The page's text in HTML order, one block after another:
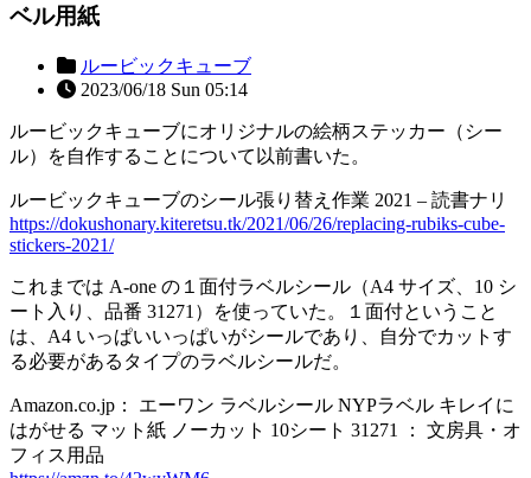
ベル用紙
ルービックキューブ
2023/06/18 Sun 05:14
ルービックキューブにオリジナルの絵柄ステッカー（シー
ル）を自作することについて以前書いた。
ルービックキューブのシール張り替え作業 2021 – 読書ナリ
https://dokushonary.kiteretsu.tk/2021/06/26/replacing-rubiks-cube-
stickers-2021/
これまでは A-one の１面付ラベルシール（A4 サイズ、10 シ
ート入り、品番 31271）を使っていた。１面付ということ
は、A4 いっぱいいっぱいがシールであり、自分でカットす
る必要があるタイプのラベルシールだ。
Amazon.co.jp： エーワン ラベルシール NYPラベル キレイに
はがせる マット紙 ノーカット 10シート 31271 ： 文房具・オ
フィス用品